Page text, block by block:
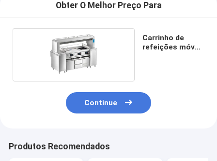
Obter O Melhor Preço Para
Carrinho de
refeições móvel
Continue
Produtos Recomendados